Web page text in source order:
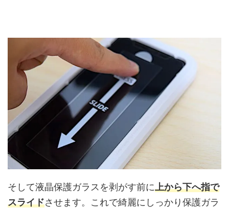
そして液晶保護ガラスを剥がす前に上から下へ指で
スライドさせます。これで綺麗にしっかり保護ガラ